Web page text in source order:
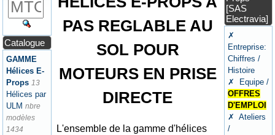
Catalogue
GAMME
Hélices E-
Props 13
Hélices par
ULM nbre
modèles
1434
PAS REGLABLE AU
SOL POUR
MOTEURS EN PRISE
DIRECTE
L'ensemble de la gamme d'hélices
[SAS
Electravia]
✗
Entreprise:
Chiffres /
Histoire
✗ Equipe /
OFFRES
D'EMPLOI
✗ Ateliers
/